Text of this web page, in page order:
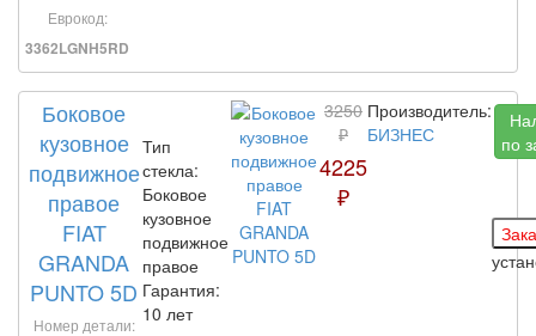
Еврокод:
3362LGNH5RD
Боковое
кузовное
подвижное
правое
FIAT
GRANDA
PUNTO 5D
Номер детали:
Тип
стекла:
Боковое
кузовное
подвижное
правое
Гарантия:
10 лет
3250
₽
4225
₽
Производитель:
БИЗНЕС
по